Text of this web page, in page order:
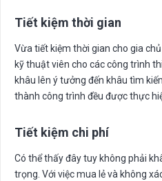
Tiết kiệm thời gian
Vừa tiết kiệm thời gian cho gia
kỹ thuật viên cho các công trình
khâu lên ý tưởng đến khâu tìm
thành công trình đều được thực
Tiết kiệm chi phí
Có thể thấy đây tuy không phải
trọng. Với việc mua lẻ và không